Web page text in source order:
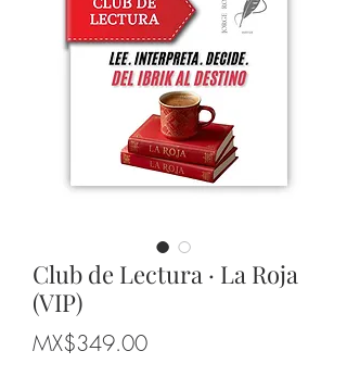
Club de Lectura · La Roja
(VIP)
MX$349.00Price